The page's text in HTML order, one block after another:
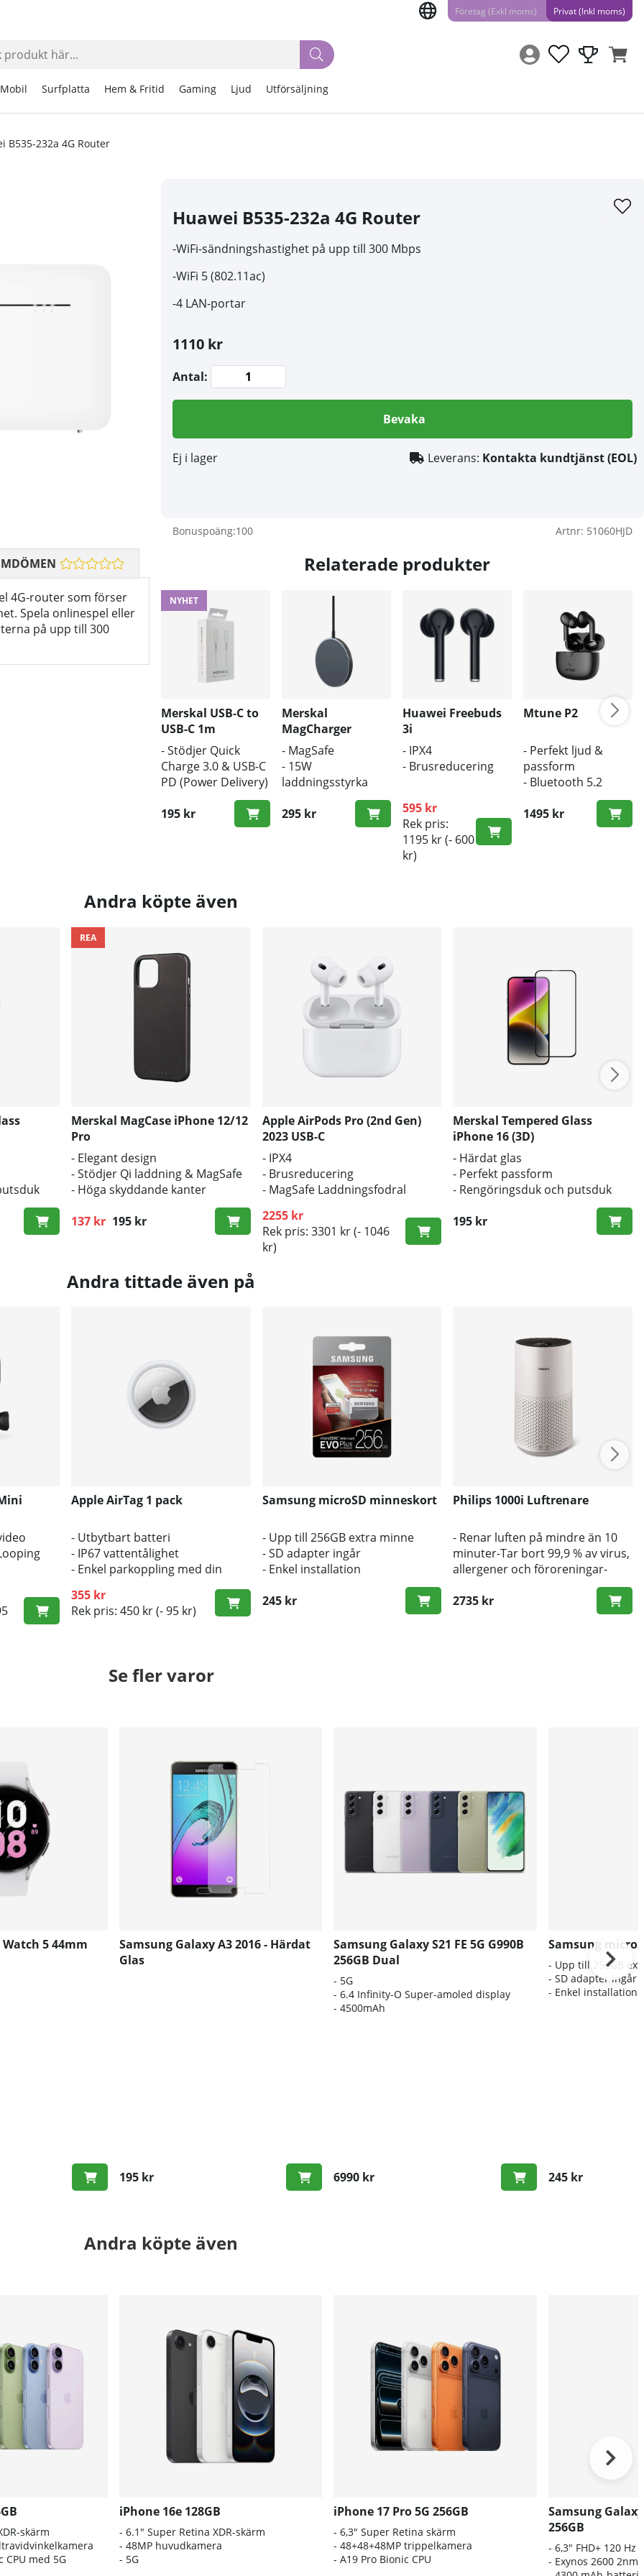
Företag (Exkl moms) Privat (Inkl moms)
Mobil Surfplatta Hem & Fritid Gaming Ljud Utförsäljning
B535-232a 4G Router
Huawei B535-232a 4G Router
-WiFi-sändningshastighet på upp till 300 Mbps
-WiFi 5 (802.11ac)
-4 LAN-portar
1110 kr
Antal:
Bevaka
Ej i lager Leverans: Kontakta kundtjänst (EOL)
Bonuspoäng:100 Artnr: 51060HJD
4G-router som förser
Spela onlinespel eller
på upp till 300
Relaterade produkter
NYHET
Merskal USB-C to
USB-C 1m
- Stödjer Quick
Charge 3.0 & USB-C
PD (Power Delivery)
- Snabb hastighet
195 kr
Merskal
MagCharger
- MagSafe
- 15W
laddningsstyrka
- Trådlös laddare
295 kr
Huawei Freebuds
3i
- IPX4
- Brusreducering
595 kr
Rek pris:
1195 kr(- 600
kr)
Mtune P2
- Perfekt ljud &
passform
- Bluetooth 5.2
- Trådlös laddning
1495 kr
Andra köpte även
REA
Merskal MagCase iPhone 12/12
Pro
- Elegant design
- Stödjer Qi laddning & MagSafe
- Höga skyddande kanter
137 kr 195 kr
Ordinarie pris:
Apple AirPods Pro (2nd Gen)
2023 USB-C
- IPX4
- Brusreducering
- MagSafe Laddningsfodral
2255 kr
Rek pris: 3301 kr(- 1046
kr)
Merskal Tempered Glass
iPhone 16 (3D)
- Härdat glas
- Perfekt passform
- Rengöringsduk och putsduk
195 kr
Andra tittade även på
Apple AirTag 1 pack
- Utbytbart batteri
- IP67 vattentålighet
- Enkel parkoppling med din
355 kr
Rek pris: 450 kr(- 95 kr)
Samsung microSD minneskort
- Upp till 256GB extra minne
- SD adapter ingår
- Enkel installation
245 kr
Philips 1000i Luftrenare
- Renar luften på mindre än 10
minuter-Tar bort 99,9 % av virus,
allergener och föroreningar-
Effektiv för rum upp till 78 m²-
Luftreningshastighet (CADR) på
300 m³/h-Utrustad med HEPA
2735 kr
Se fler varor
5 44mm
Samsung Galaxy A3 2016 - Härdat
Glas
195 kr
Samsung Galaxy S21 FE 5G G990B
256GB Dual
- 5G
- 6.4 Infinity-O Super-amoled display
- 4500mAh
6990 kr
Samsung
- Upp till 256GB
- SD adapter ingår
- Enkel installation
245 kr
Andra köpte även
skärm
med 5G
iPhone 16e 128GB
- 6.1″ Super Retina XDR-skärm
- 48MP huvudkamera
- 5G
iPhone 17 Pro 5G 256GB
- 6,3" Super Retina skärm
- 48+48+48MP trippelkamera
-A19 Pro Bionic CPU
Samsung Galaxy
256GB
- 6,3" FHD+ 120 Hz
- Exynos 2600